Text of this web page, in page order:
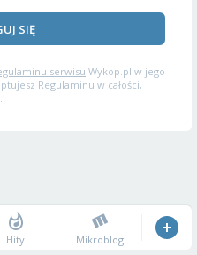
SIĘ
serwisu Wykop.pl w jego
Regulaminu w całości,
Hity Mikroblog